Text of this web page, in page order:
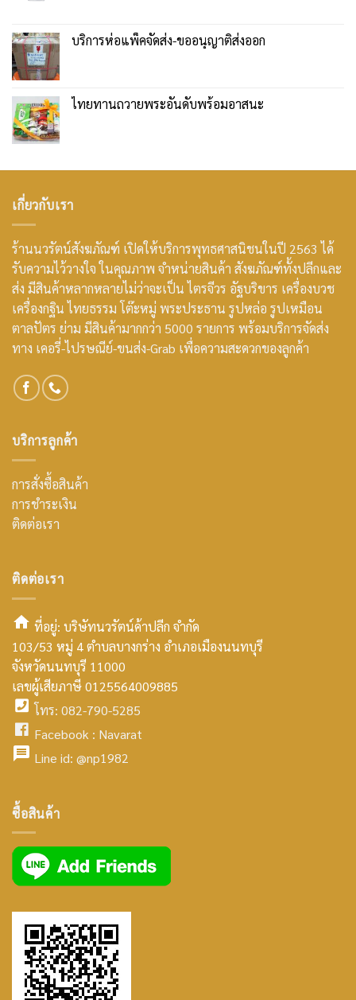
บริการห่อแพ็คจัดส่ง-ขออนุญาติส่งออก
ไทยทานถวายพระอันดับพร้อมอาสนะ
เกี่ยวกับเรา
ร้านนวรัตน์สังฆภัณฑ์ เปิดให้บริการพุทธศาสนิชนในปี 2563 ได้
รับความไว้วางใจ ในคุณภาพ จำหน่ายสินค้า สังฆภัณฑ์ทั้งปลีกและ
ส่ง มีสินค้าหลากหลายไม่ว่าจะเป็น ไตรจีวร อัฐบริขาร เครื่องบวช
เครื่องกฐิน ไทยธรรม โต๊ะหมู่ พระประธาน รูปหล่อ รูปเหมือน
ตาลปัตร ย่าม มีสินค้ามากกว่า 5000 รายการ พร้อมบริการจัดส่ง
ทาง เคอรี่-ไปรษณีย์-ขนส่ง-Grab เพื่อความสะดวกของลูกค้า
บริการลูกค้า
การสั่งซื้อสินค้า
การชำระเงิน
ติดต่อเรา
ติดต่อเรา
smt2
home
icon
ที่อยู่: บริษัทนวรัตน์ค้าปลีก จำกัด
103/53 หมู่ 4 ตำบลบางกร่าง อำเภอเมืองนนทบุรี
จังหวัดนนทบุรี 11000
เลขผู้เสียภาษี 0125564009885
facebook
icon
โทร: 082-790-5285
facebook
Facebook : Navarat
icon
Line id: @np1982
ซื้อสินค้า